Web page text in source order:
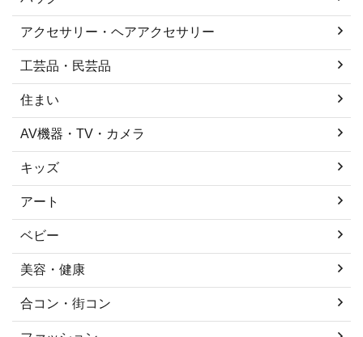
アクセサリー・ヘアアクセサリー
工芸品・民芸品
住まい
AV機器・TV・カメラ
キッズ
アート
ベビー
美容・健康
合コン・街コン